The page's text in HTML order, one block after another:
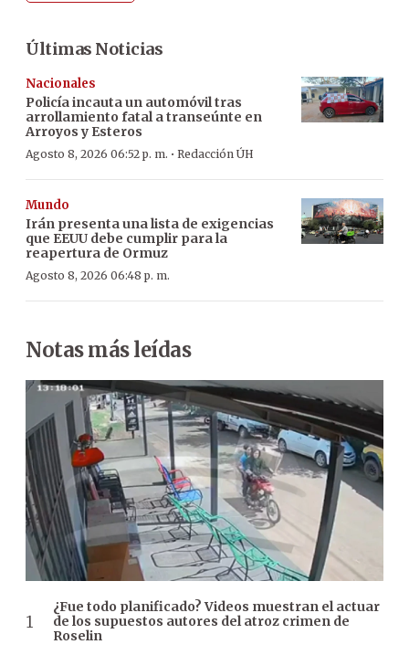
Últimas Noticias
Nacionales
Policía incauta un automóvil tras
arrollamiento fatal a transeúnte en
Arroyos y Esteros
Agosto 8, 2026 06:52 p. m. · Redacción ÚH
Mundo
Irán presenta una lista de exigencias
que EEUU debe cumplir para la
reapertura de Ormuz
Agosto 8, 2026 06:48 p. m.
Notas más leídas
¿Fue todo planificado? Videos muestran el actuar
de los supuestos autores del atroz crimen de
Roselin